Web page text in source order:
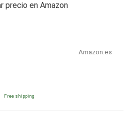
precio en Amazon
Amazon.es
Free shipping